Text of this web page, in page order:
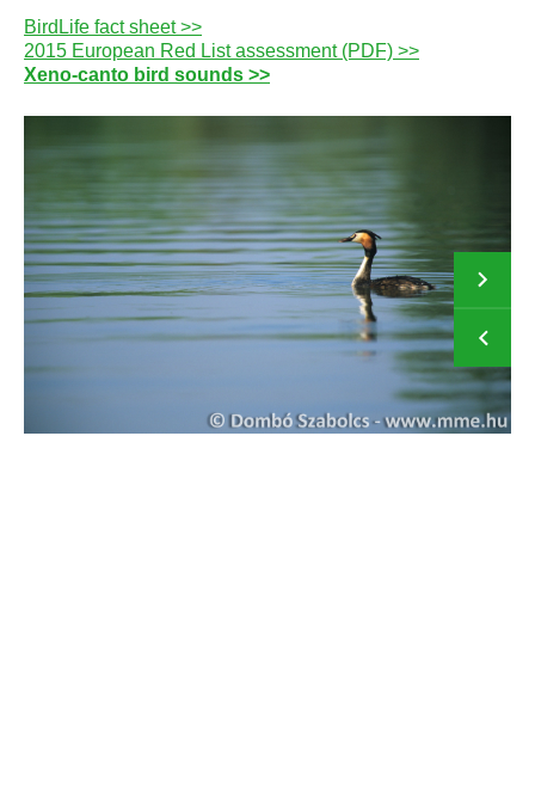
BirdLife fact sheet >>
2015 European Red List assessment (PDF) >>
Xeno-canto bird sounds >>